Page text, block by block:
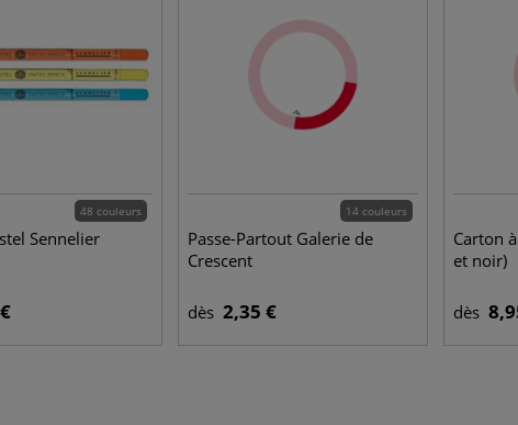
48 couleurs
Sennelier
14 couleurs
Passe-Partout Galerie de
Crescent
dès 2,35 €
Carton
et noir)
dès